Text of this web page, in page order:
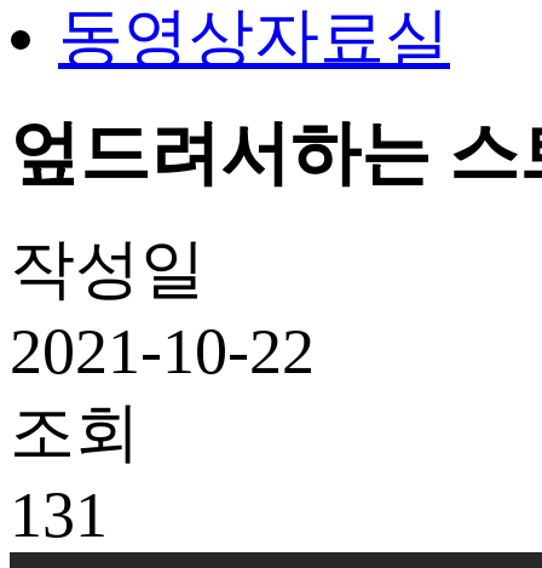
동영상자료실
엎드려서하는
작성일
2021-10-22
조회
131